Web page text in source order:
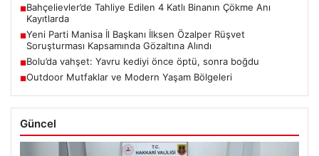
■Bahçelievler’de Tahliye Edilen 4 Katlı Binanın Çökme Anı
Kayıtlarda
■Yeni Parti Manisa İl Başkanı İlksen Özalper Rüşvet
Soruşturması Kapsamında Gözaltına Alındı
■Bolu’da vahşet: Yavru kediyi önce öptü, sonra boğdu
■Outdoor Mutfaklar ve Modern Yaşam Bölgeleri
Güncel